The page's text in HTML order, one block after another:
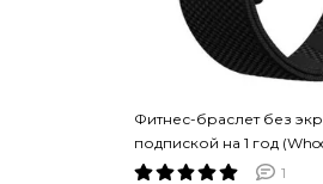
Фитнес-браслет без
подпиской на 1 год
1